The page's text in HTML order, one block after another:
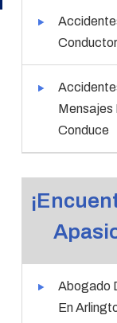
Mensajes
Conduce
Abogado
En